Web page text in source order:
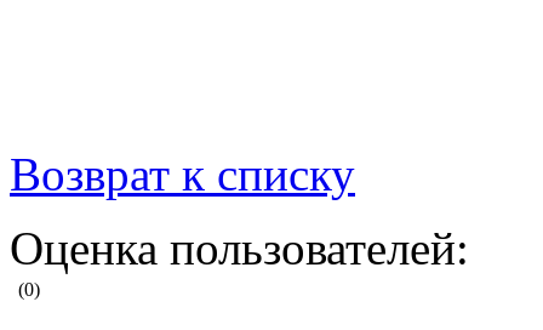
Возврат к списку
Оценка пользователей:
(0)